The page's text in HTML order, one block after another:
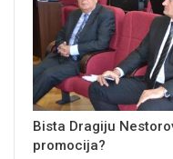
Bista Dragiju
promocija?